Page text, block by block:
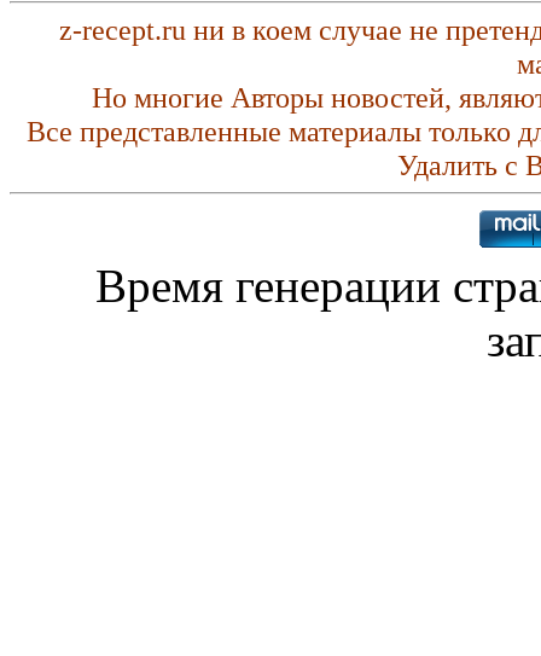
z-recept.ru ни в коем случае не
Но многие Авторы новостей,
Все представленные материалы только
Удалить с
Время генерации